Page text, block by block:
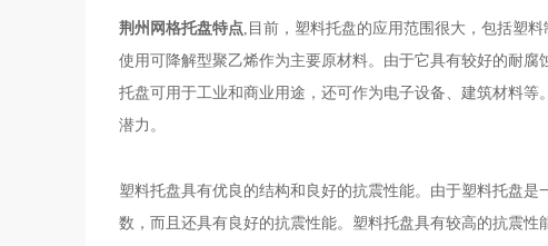
荆州网格托盘特点,目前，塑料托盘的应用范围很大，包括塑
使用可降解型聚乙烯作为主要原材料。由于它具有较好的耐
托盘可用于工业和商业用途，还可作为电子设备、建筑材料
潜力。
塑料托盘具有优良的结构和良好的抗震性能。由于塑料托盘
数，而且还具有良好的抗震性能。塑料托盘具有较高的抗震